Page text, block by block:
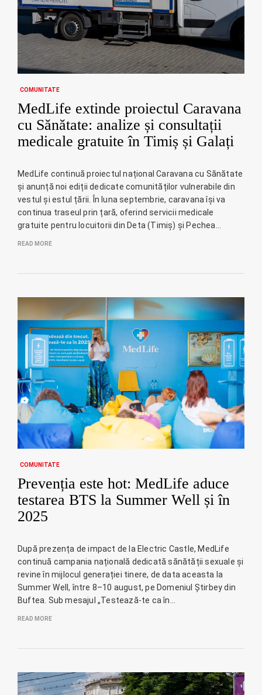
COMUNITATE
MedLife extinde proiectul Caravana
cu Sănătate: analize și consultații
medicale gratuite în Timiș și Galați
MedLife continuă proiectul național Caravana cu Sănătate
și anunță noi ediții dedicate comunităților vulnerabile din
vestul și estul țării. În luna septembrie, caravana își va
continua traseul prin țară, oferind servicii medicale
gratuite pentru locuitorii din Deta (Timiș) și Pechea…
READ MORE
COMUNITATE
Prevenția este hot: MedLife aduce
testarea BTS la Summer Well și în
2025
După prezența de impact de la Electric Castle, MedLife
continuă campania națională dedicată sănătății sexuale și
revine în mijlocul generației tinere, de data aceasta la
Summer Well, între 8–10 august, pe Domeniul Știrbey din
Buftea. Sub mesajul „Testează-te ca în…
READ MORE